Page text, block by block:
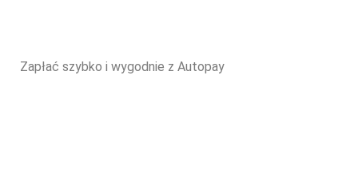
Zapłać szybko i wygodnie z Autopay